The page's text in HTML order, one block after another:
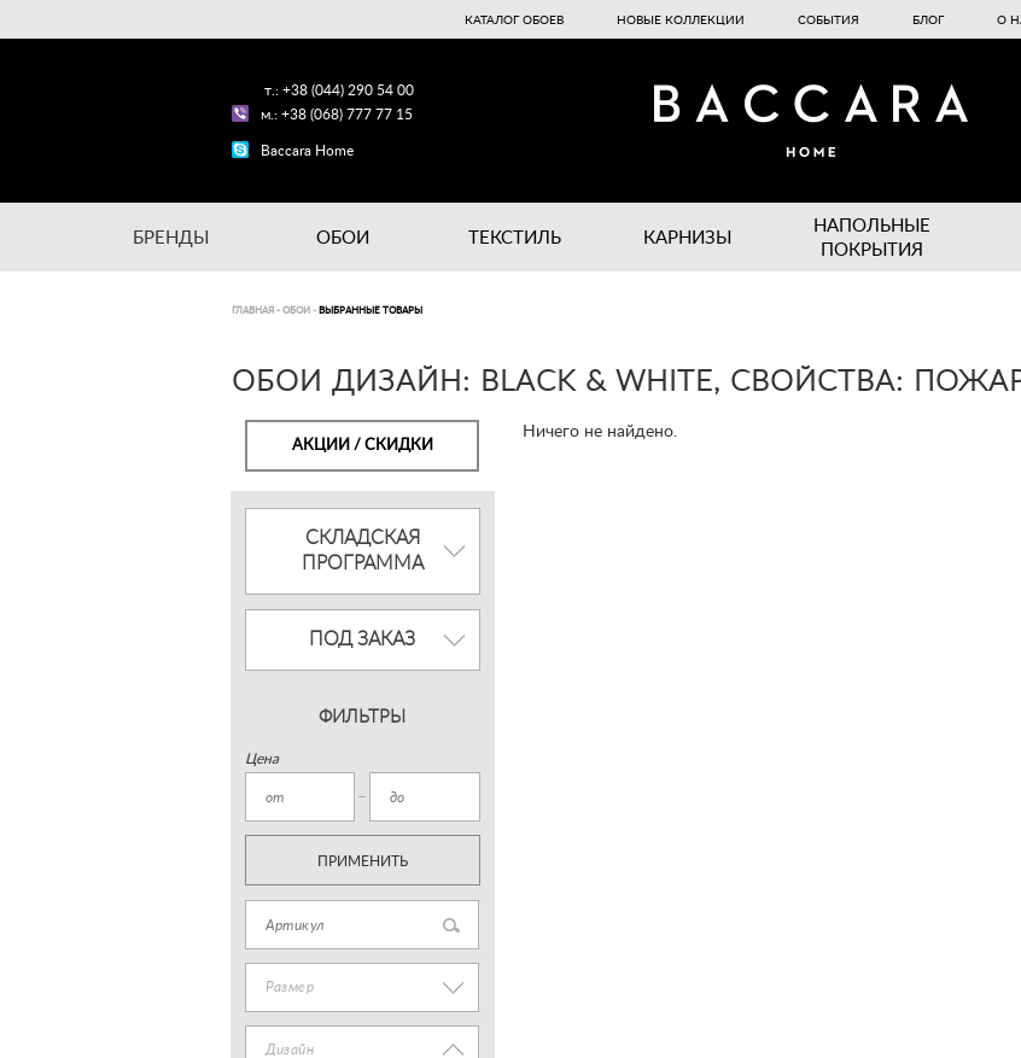
КАТАЛОГ ОБОЕВ НОВЫЕ КОЛЛЕКЦИИ СОБЫТИЯ БЛОГ О
т.: +38 (044) 290 54 00
м.: +38 (068) 777 77 15
Baccara Home
БРЕНДЫ ОБОИ ТЕКСТИЛЬ КАРНИЗЫ
НАПОЛЬНЫЕ
ПОКРЫТИЯ
ГЛАВНАЯ - ОБОИ - ВЫБРАННЫЕ ТОВАРЫ
ОБОИ ДИЗАЙН: BLACK & WHITE, СВОЙСТВА:
АКЦИИ / СКИДКИ
СКЛАДСКАЯ
ПРОГРАММА
ПОД ЗАКАЗ
ФИЛЬТРЫ
Цена
ПРИМЕНИТЬ
Размер
Дизайн
Ничего не найдено.